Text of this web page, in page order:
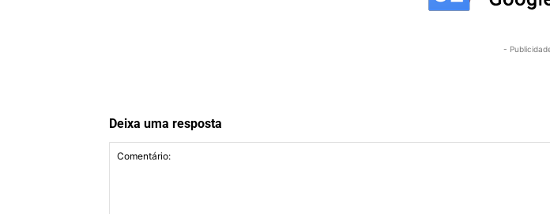
-
Deixa uma resposta